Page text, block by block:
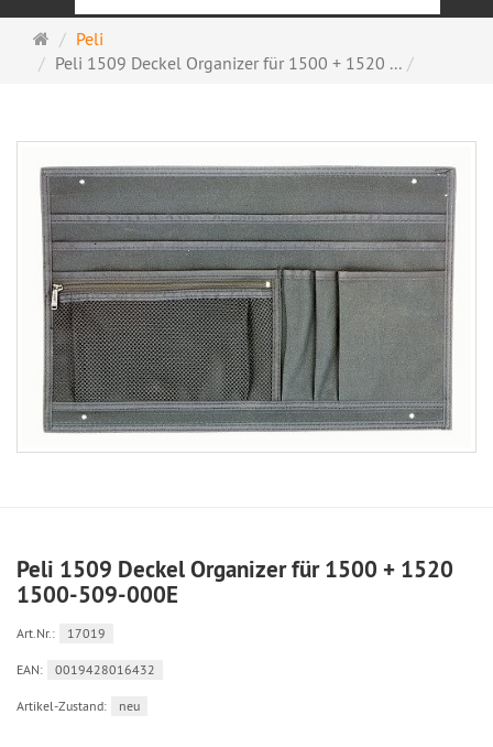
Startseite
Peli
Peli 1509 Deckel Organizer für 1500 + 1520 ...
Peli 1509 Deckel Organizer für 1500 + 1520
1500-509-000E
Art.Nr.: 17019
EAN: 0019428016432
Artikel-Zustand: neu